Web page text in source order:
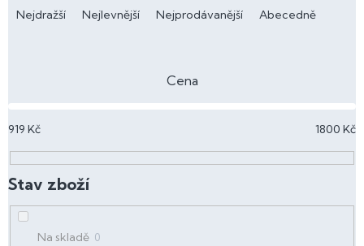
a
í
r
o
d
u
k
Nejdražší Nejlevnější Nejprodávanější Abecedně
Cena
919 Kč 1800 Kč
Na skladě 0